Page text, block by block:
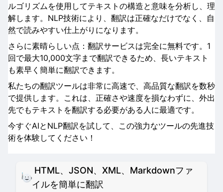
ルゴリズムを使用してテキストの構造と意味を分析し、理
解します。NLP技術により、翻訳は正確なだけでなく、自
然で読みやすい仕上がりになります。
さらに素晴らしい点：翻訳サービスは完全に無料です。1
回で最大10,000文字まで翻訳できるため、長いテキスト
も素早く簡単に翻訳できます。
私たちの翻訳ツールは非常に高速で、高品質な翻訳を数秒
で提供します。これは、正確さや速度を損なわずに、外出
先でもテキストを翻訳する必要がある人に最適です。
今すぐAIとNLP翻訳を試して、この強力なツールの先進技
術を体験してください！
HTML、JSON、XML、Markdownファ
イルを簡単に翻訳